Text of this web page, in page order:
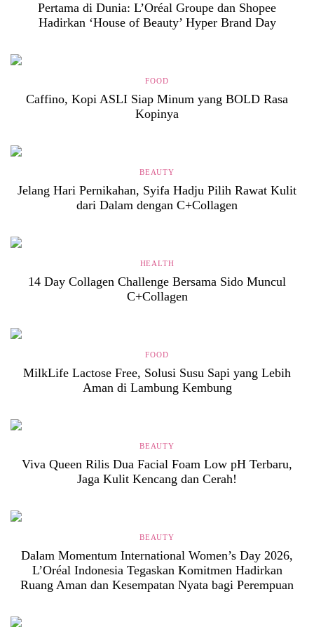
Pertama di Dunia: L’Oréal Groupe dan Shopee
Hadirkan ‘House of Beauty’ Hyper Brand Day
FOOD
Caffino, Kopi ASLI Siap Minum yang BOLD Rasa
Kopinya
BEAUTY
Jelang Hari Pernikahan, Syifa Hadju Pilih Rawat Kulit
dari Dalam dengan C+Collagen
HEALTH
14 Day Collagen Challenge Bersama Sido Muncul
C+Collagen
FOOD
MilkLife Lactose Free, Solusi Susu Sapi yang Lebih
Aman di Lambung Kembung
BEAUTY
Viva Queen Rilis Dua Facial Foam Low pH Terbaru,
Jaga Kulit Kencang dan Cerah!
BEAUTY
Dalam Momentum International Women’s Day 2026,
L’Oréal Indonesia Tegaskan Komitmen Hadirkan
Ruang Aman dan Kesempatan Nyata bagi Perempuan